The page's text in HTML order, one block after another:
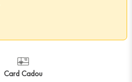
Card Cadou